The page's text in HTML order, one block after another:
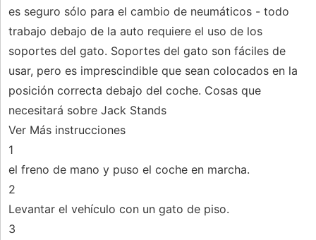
es seguro sólo para el cambio de neumáticos - todo
trabajo debajo de la auto requiere el uso de los
soportes del gato. Soportes del gato son fáciles de
usar, pero es imprescindible que sean colocados en la
posición correcta debajo del coche. Cosas que
necesitará sobre Jack Stands
Ver Más instrucciones
1
el freno de mano y puso el coche en marcha.
2
Levantar el vehículo con un gato de piso.
3